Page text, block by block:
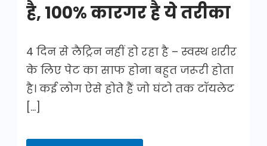
है, 100% कारगर है ये तरीका
4 दिन से लैट्रिन नहीं हो रहा है – स्वस्थ शरीर
के लिए पेट का साफ होना बहुत जरूरी होता
है। कई लोग ऐसे होते हैं जो घंटो तक टॉयलेट
[…]